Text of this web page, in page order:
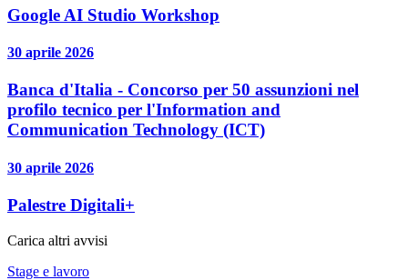
Google AI Studio Workshop
30 aprile 2026
Banca d'Italia - Concorso per 50 assunzioni nel
profilo tecnico per l'Information and
Communication Technology (ICT)
30 aprile 2026
Palestre Digitali+
Carica altri avvisi
Stage e lavoro